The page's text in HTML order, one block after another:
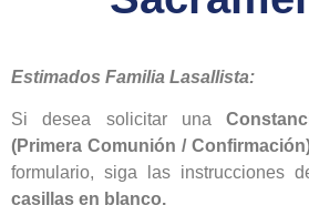
Estimados Familia Lasallista:
Si desea solicitar una
(Primera Comunión /
formulario, siga las instrucciones
casillas en blanco.